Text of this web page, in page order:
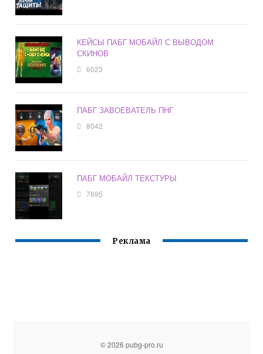
КЕЙСЫ ПАБГ МОБАЙЛ С ВЫВОДОМ
СКИНОВ
6023
ПАБГ ЗАВОЕВАТЕЛЬ ПНГ
8042
ПАБГ МОБАЙЛ ТЕКСТУРЫ
7695
Реклама
© 2026 pubg-pro.ru